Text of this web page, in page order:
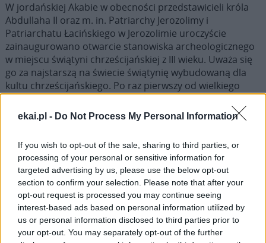
ekai.pl - Do Not Process My Personal Information
If you wish to opt-out of the sale, sharing to third parties, or
processing of your personal or sensitive information for
targeted advertising by us, please use the below opt-out
section to confirm your selection. Please note that after your
opt-out request is processed you may continue seeing
interest-based ads based on personal information utilized by
us or personal information disclosed to third parties prior to
your opt-out. You may separately opt-out of the further
W jordańskiej Akabie w obecności przedstawicieli króla
Abdullaha II oraz m. in. Patriarchy Jerozolimy i
Patriarchatu Łacińskiego w Jerozolimie uroczyście
zainaugurowano otwarcie stanowiska archeologicznego
w miejscu świątyni chrześcijańskiej z III wieku. Uważa się
go za najstarszą na świecie świątynię wybudowaną dla
kultu chrześcijańskiego. Po raz pierwszy od wielkiego
trzęsienia ziemi w 363 r. w murach bazyliki ponownie
zabrzmiała modlitwa i sprawowano liturgię. Odkryta
świątynia jest starsza od Bazyliki Grobu Pańskiego w
1 2 3 …
5
Następna